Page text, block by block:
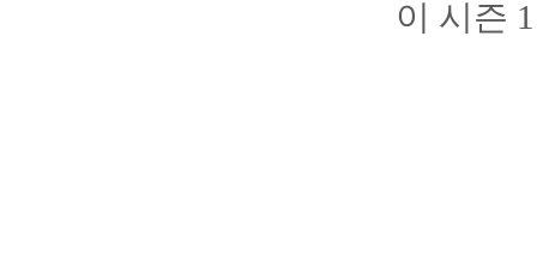
이 시즌